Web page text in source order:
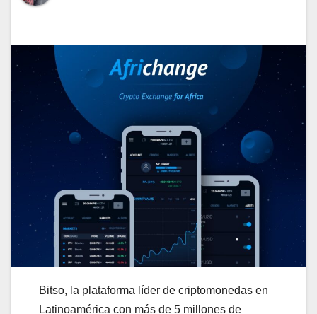
Bitso, la plataforma líder de criptomonedas en
Latinoamérica con más de 5 millones de